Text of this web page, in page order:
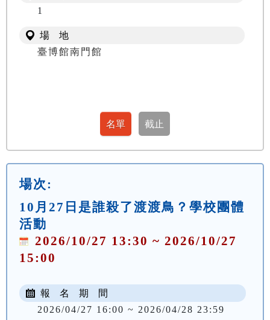
1
場 地
臺博館南門館
場次:
10月27日是誰殺了渡渡鳥？學校團體
活動
2026/10/27 13:30 ~ 2026/10/27
15:00
報 名 期 間
2026/04/27 16:00 ~ 2026/04/28 23:59